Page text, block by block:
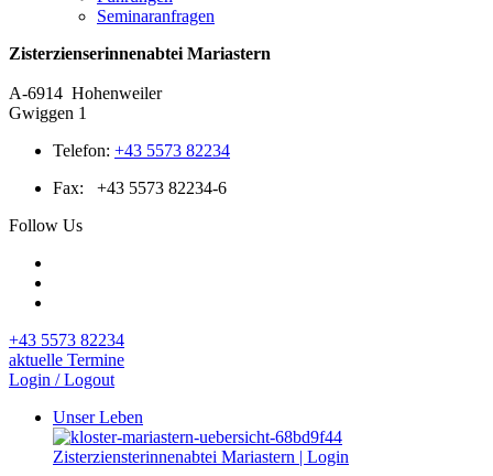
Seminaranfragen
Zisterzienserinnenabtei Mariastern
A-6914 Hohenweiler
Gwiggen 1
Telefon: +43 5573 82234
Fax:
+43 5573 82234-6
Follow Us
+43 5573 82234
aktuelle Termine
Login / Logout
Unser Leben